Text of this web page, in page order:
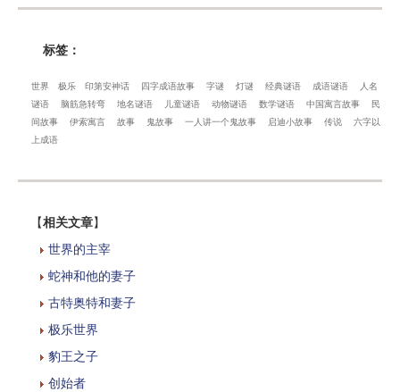
标签：
世界 极乐 印第安神话 四字成语故事 字谜 灯谜 经典谜语 成语谜语
人名
谜语
脑筋急转弯 地名谜语 儿童谜语 动物谜语 数学谜语 中国寓言故事
民
间故事
伊索寓言 故事 鬼故事 一人讲一个鬼故事 启迪小故事 传说
六字以
上成语
【相关文章】
世界的主宰
蛇神和他的妻子
古特奥特和妻子
极乐世界
豹王之子
创始者